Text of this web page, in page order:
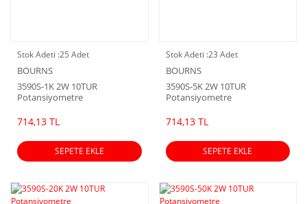
Stok Adeti :25 Adet
BOURNS
3590S-1K 2W 10TUR
Potansiyometre
714,13 TL
SEPETE EKLE
Stok Adeti :23 Adet
BOURNS
3590S-5K 2W 10TUR
Potansiyometre
714,13 TL
SEPETE EKLE